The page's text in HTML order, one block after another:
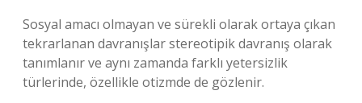
Sosyal amacı olmayan ve sürekli olarak ortaya çıkan
tekrarlanan davranışlar stereotipik davranış olarak
tanımlanır ve aynı zamanda farklı yetersizlik
türlerinde, özellikle otizmde de gözlenir.